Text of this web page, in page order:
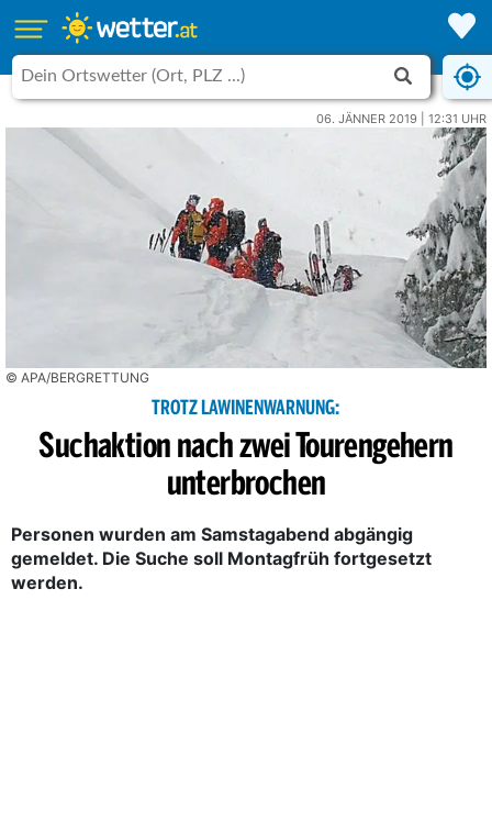
06. JÄNNER 2019 | 12:31 UHR
© APA/BERGRETTUNG
TROTZ LAWINENWARNUNG:
Suchaktion nach zwei Tourengehern
unterbrochen
Personen wurden am Samstagabend abgängig
gemeldet. Die Suche soll Montagfrüh fortgesetzt
werden.